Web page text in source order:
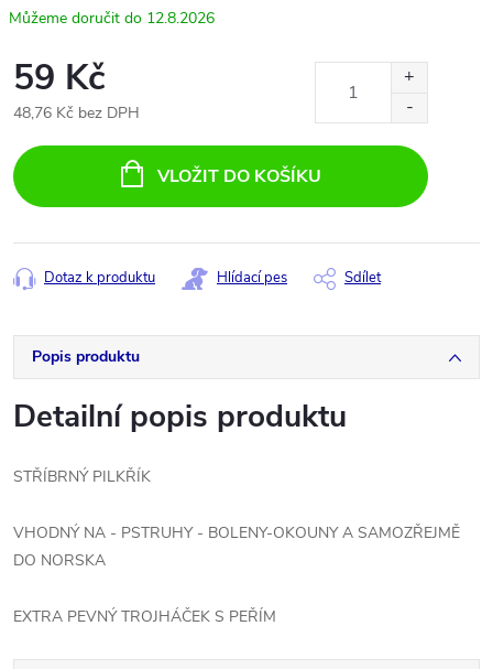
12.8.2026
59 Kč
48,76 Kč bez DPH
cena:
VLOŽIT DO KOŠÍKU
Dotaz k produktu Hlídací pes Sdílet
Popis produktu
Detailní popis produktu
STŘÍBRNÝ PILKŘÍK
VHODNÝ NA - PSTRUHY - BOLENY-OKOUNY A SAMOZŘEJMĚ
DO NORSKA
EXTRA PEVNÝ TROJHÁČEK S PEŘÍM